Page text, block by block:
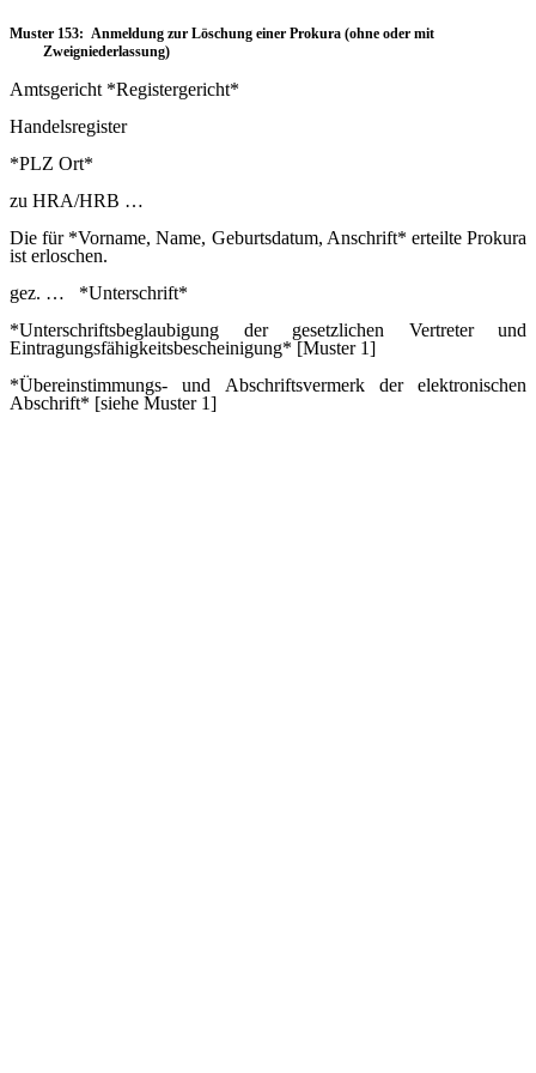
Muster 153: Anmeldung zur Löschung einer Prokura (ohne oder mit
Zweigniederlassung)
Amtsgericht *Registergericht*
Handelsregister
*PLZ Ort*
zu HRA/HRB …
Die für *Vorname, Name, Geburtsdatum, Anschrift* erteilte Prokura
ist erloschen.
gez. … *Unterschrift*
*Unterschriftsbeglaubigung der gesetzlichen Vertreter und
Eintragungsfähigkeitsbescheinigung* [Muster 1]
*Übereinstimmungs- und Abschriftsvermerk der elektronischen
Abschrift* [siehe Muster 1]